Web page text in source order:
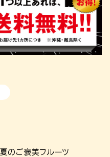
のご褒美フルーツ